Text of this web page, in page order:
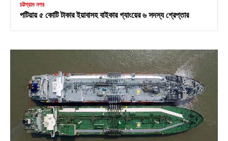
চট্টগ্রাম নগর
পটিয়ায় ৫ কোটি টাকার ইয়াবাসহ বাইকার গ্যাংয়ের ৬ সদস্য গ্রেপ্তার